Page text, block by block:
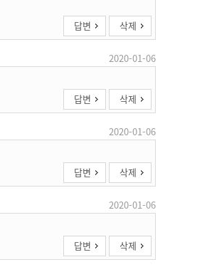
답변 삭제
2020-01-06
답변 삭제
2020-01-06
답변 삭제
2020-01-06
답변 삭제